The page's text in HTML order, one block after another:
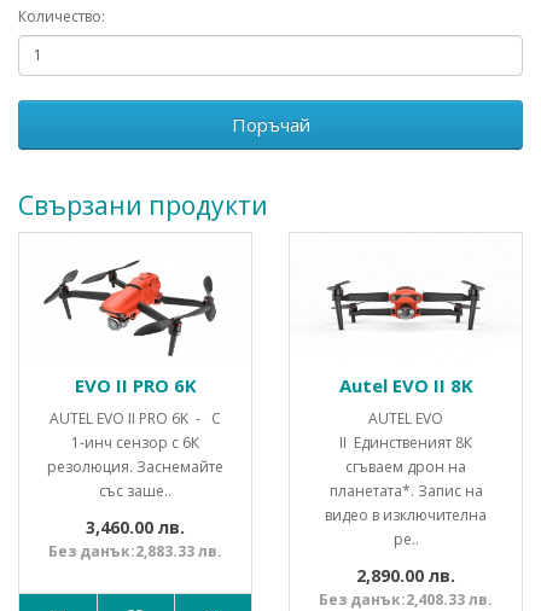
Количество:
Поръчай
Свързани продукти
EVO II PRO 6K
AUTEL EVO II PRO 6K - С
1-инч сензор с 6К
резолюция. Заснемайте
със заше..
3,460.00 лв.
Без данък:2,883.33 лв.
Autel EVO II 8K
AUTEL EVO
II Единственият 8К
сгъваем дрон на
планетата*. Запис на
видео в изключителна
ре..
2,890.00 лв.
Без данък:2,408.33 лв.